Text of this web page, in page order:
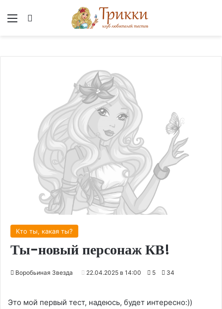
Меню
Кто ты, какая ты?
Ты-новый персонаж КВ!
Воробьиная Звезда 22.04.2025 в 14:00 5 34
Это мой первый тест, надеюсь, будет интересно:))